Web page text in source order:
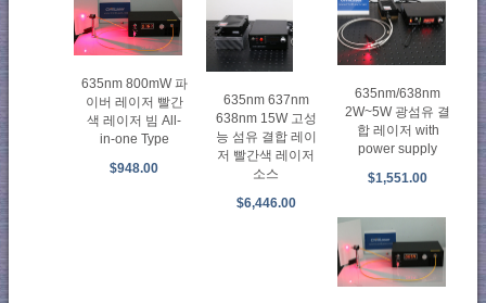
635nm 800mW 파
이버 레이저 빨간
색 레이저 빔 All-
in-one Type
$948.00
635nm 637nm
638nm 15W 고성
능 섬유 결합 레이
저 빨간색 레이저
소스
$6,446.00
635nm/638nm
2W~5W 광섬유 결
합 레이저 with
power supply
$1,551.00